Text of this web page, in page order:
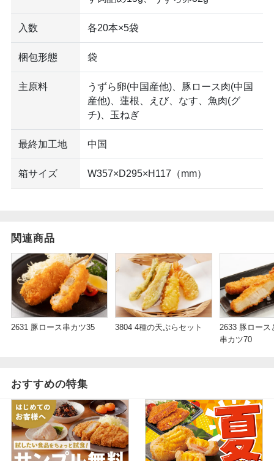
入数 各20本×5袋
梱包形態 袋
主原料
うずら卵(中国産他)、豚ロース肉(中国
産他)、蓮根、えび、なす、魚肉(グ
チ)、玉ねぎ
最終加工地 中国
箱サイズ W357×D295×H117（mm）
関連商品
2631 豚ロース串カツ35 3804 4種の天ぷらセット
2633 豚ロース
串カツ70
おすすめの特集